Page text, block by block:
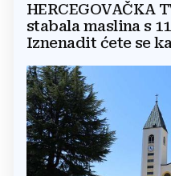
HERCEGOVAČKA
stabala maslina s
Iznenadit ćete se